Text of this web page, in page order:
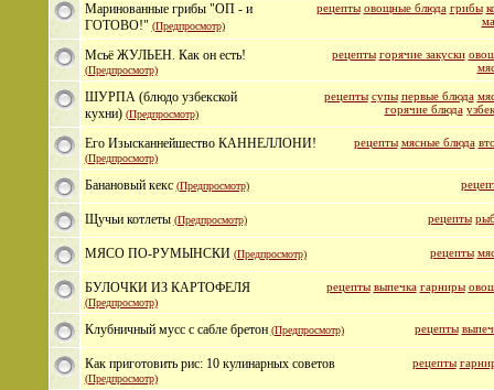
рецепты овощные блюда грибы
Маринованные грибы "ОП - и
ГОТОВО!" (Предпросмотр)
рецепты горячие закуски
Мсьё ЖУЛЬЕН. Как он есть!
(Предпросмотр)
рецепты супы первые блюда
горячие блюда
ШУРПА (блюдо узбекской
кухни) (Предпросмотр)
рецепты мясные блюда
Его Изысканнейшество КАННЕЛЛОНИ!
(Предпросмотр)
Банановый кекс (Предпросмотр)
рецепты
Щучьи котлеты (Предпросмотр)
рецепты
МЯСО ПО-РУМЫНСКИ (Предпросмотр)
рецепты выпечка гарниры
БУЛОЧКИ ИЗ КАРТОФЕЛЯ
(Предпросмотр)
рецепты
Клубничный мусс с сабле бретон (Предпросмотр)
рецепты
Как приготовить рис: 10 кулинарных советов
(Предпросмотр)